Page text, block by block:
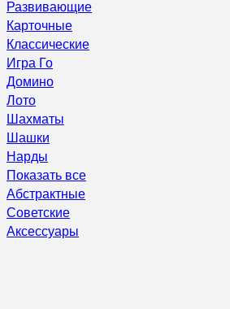
Развивающие
Карточные
Классические
Игра Го
Домино
Лото
Шахматы
Шашки
Нарды
Показать все
Абстрактные
Советские
Аксессуары